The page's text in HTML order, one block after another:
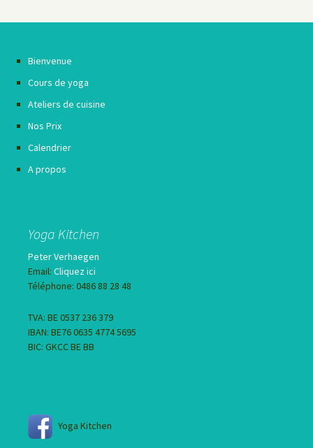
Bienvenue
Cours de yoga
Ateliers de cuisine
Nos Prix
Calendrier
A propos
Yoga Kitchen
Peter Verhaegen
Email: Cliquez ici
Téléphone: 0486 88 28 48
TVA: BE 0537 236 379
IBAN: BE76 0635 4774 5695
BIC: GKCC BE BB
Yoga Kitchen